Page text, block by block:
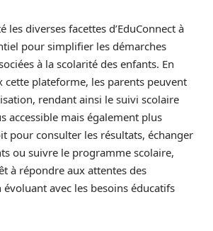
les diverses facettes d’EduConnect à
pour simplifier les démarches
à la scolarité des enfants. En
plateforme, les parents peuvent
rendant ainsi le suivi scolaire
accessible mais également plus
pour consulter les résultats, échanger
ou suivre le programme scolaire,
à répondre aux attentes des
avec les besoins éducatifs